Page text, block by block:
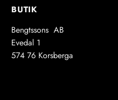
BUTIK
Bengtssons AB
Evedal 1
574 76 Korsberga